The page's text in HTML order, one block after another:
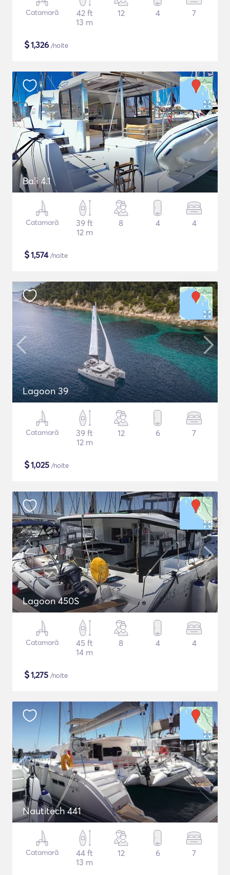
Catamarã
42 ft
13 m
12 4 7
$1,326 /noite
Bali 4.1
Catamarã
39 ft
12 m
8 4 4
$1,574/noite
Lagoon 39
Catamarã
39 ft
12 m
12 6 7
$1,025 /noite
Lagoon 450S
Catamarã
45 ft
14 m
8 4 4
$1,275 /noite
Nautitech 441
Catamarã
44 ft
13 m
12 6 7